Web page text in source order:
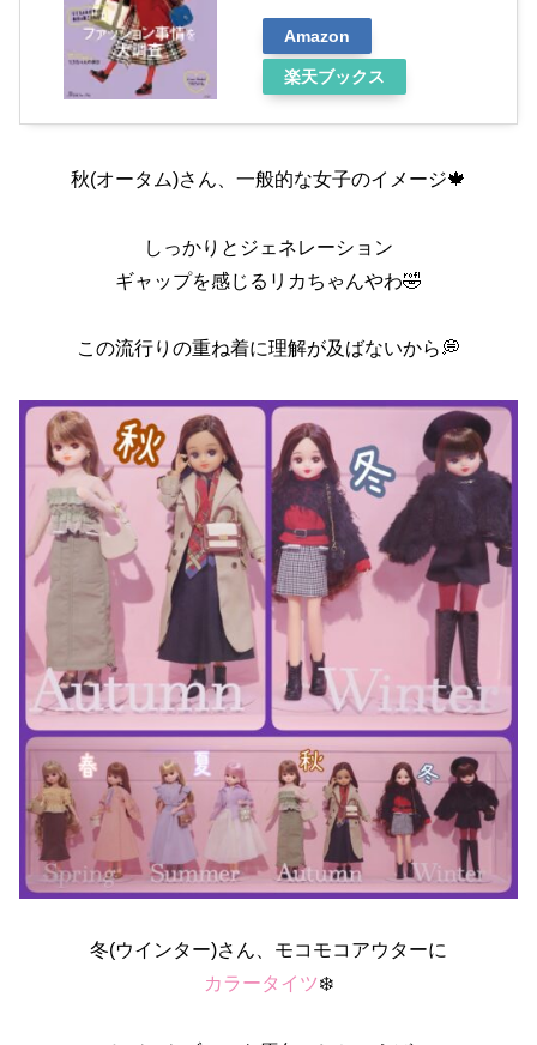
Amazon
楽天ブックス
秋(オータム)さん、一般的な女子のイメージ🍁
しっかりとジェネレーション
ギャップを感じるリカちゃんやわ🤣
この流行りの重ね着に理解が及ばないから💭
冬(ウインター)さん、モコモコアウターに
カラータイツ❄️